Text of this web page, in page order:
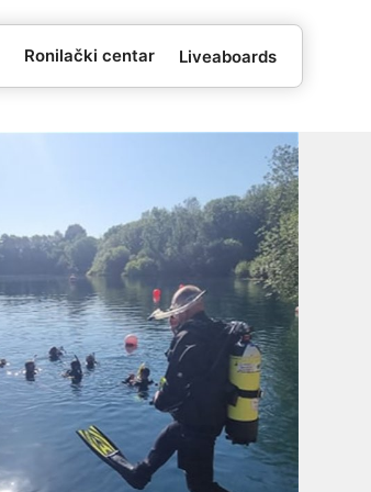
Ronilački centar Liveaboards